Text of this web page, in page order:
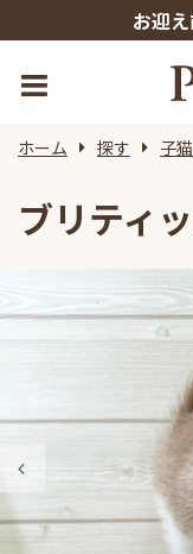
お迎
ホーム 探す 子猫
ブリティ